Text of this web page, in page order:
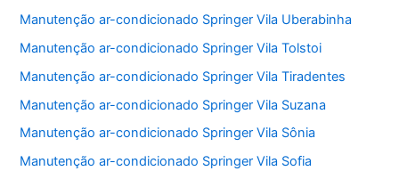
Manutenção ar-condicionado Springer Vila Uberabinha
Manutenção ar-condicionado Springer Vila Tolstoi
Manutenção ar-condicionado Springer Vila Tiradentes
Manutenção ar-condicionado Springer Vila Suzana
Manutenção ar-condicionado Springer Vila Sônia
Manutenção ar-condicionado Springer Vila Sofia